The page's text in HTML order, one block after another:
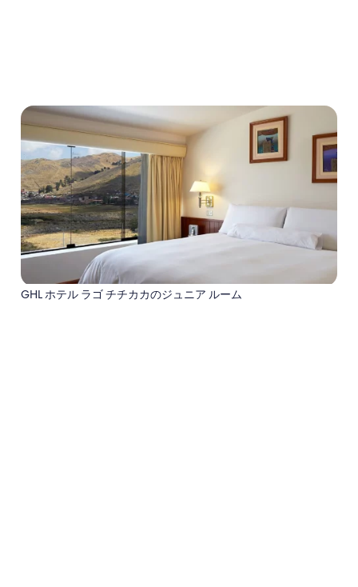
GHL ホテル ラゴ チチカカのジュニア ルーム